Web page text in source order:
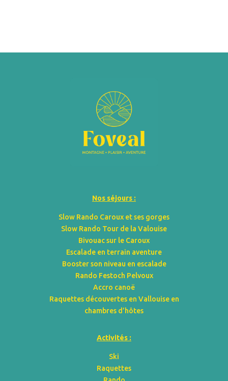
Nos séjours :
Slow Rando Caroux et ses gorges
Slow Rando Tour de la Valouise
Bivouac sur le Caroux
Escalade en terrain aventure
Booster son niveau en escalade
Rando Festoch Pelvoux
Accro canoë
Raquettes découvertes en Vallouise en
chambres d’hôtes
Activités :
Ski
Raquettes